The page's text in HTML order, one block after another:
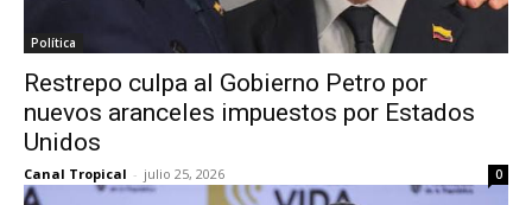
Política
Restrepo culpa al Gobierno Petro por
nuevos aranceles impuestos por Estados
Unidos
Canal Tropical - julio 25, 2026 0